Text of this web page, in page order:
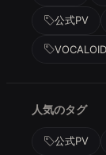
公式PV
VOCALOID
人気のタグ
公式PV